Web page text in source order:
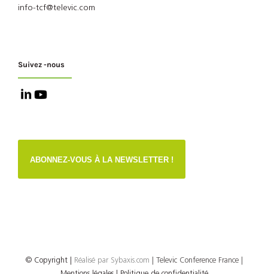
info-tcf@televic.com
Suivez -nous
ABONNEZ-VOUS À LA NEWSLETTER !
© Copyright Réalisé par Sybaxis.com | Televic Conference France |